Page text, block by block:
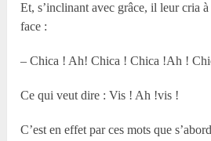
Et, s’inclinant avec grâce, il leur cria
face :
– Chica ! Ah! Chica ! Chica !Ah !
Ce qui veut dire : Vis ! Ah !vis !
C’est en effet par ces mots que